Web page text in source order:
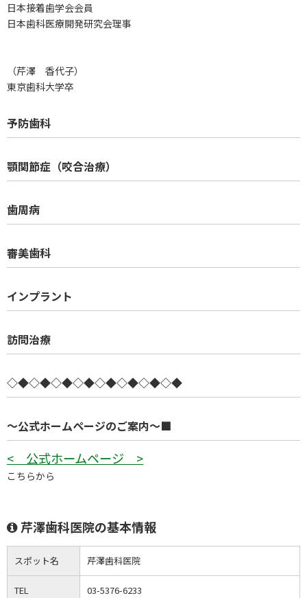
日本接着歯学会会員
日本歯科医療開発研究会理事
（芹澤 香代子）
東京歯科大学卒
予防歯科
顎関節症（咬合治療）
歯周病
審美歯科
インプラント
訪問治療
◇◆◇◆◇◆◇◆◇◆◇◆◇◆◇◆
～公式ホームページのご案内～■
< 公式ホームページ >
こちらから
芹澤歯科医院の基本情報
スポット名 芹澤歯科医院
TEL 03-5376-6233